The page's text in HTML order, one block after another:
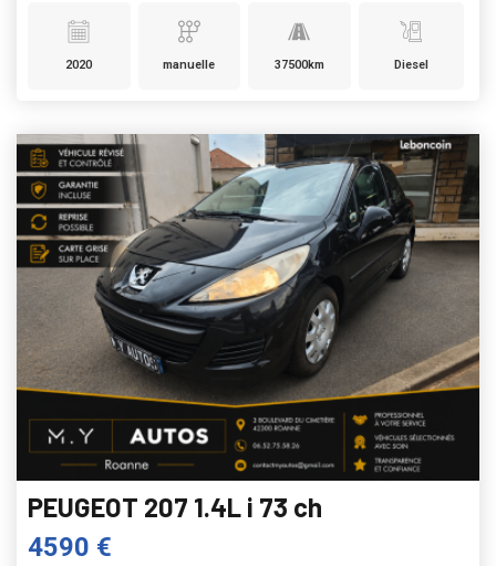
2020 manuelle 37500km Diesel
PEUGEOT 207 1.4L i 73 ch
4590 €